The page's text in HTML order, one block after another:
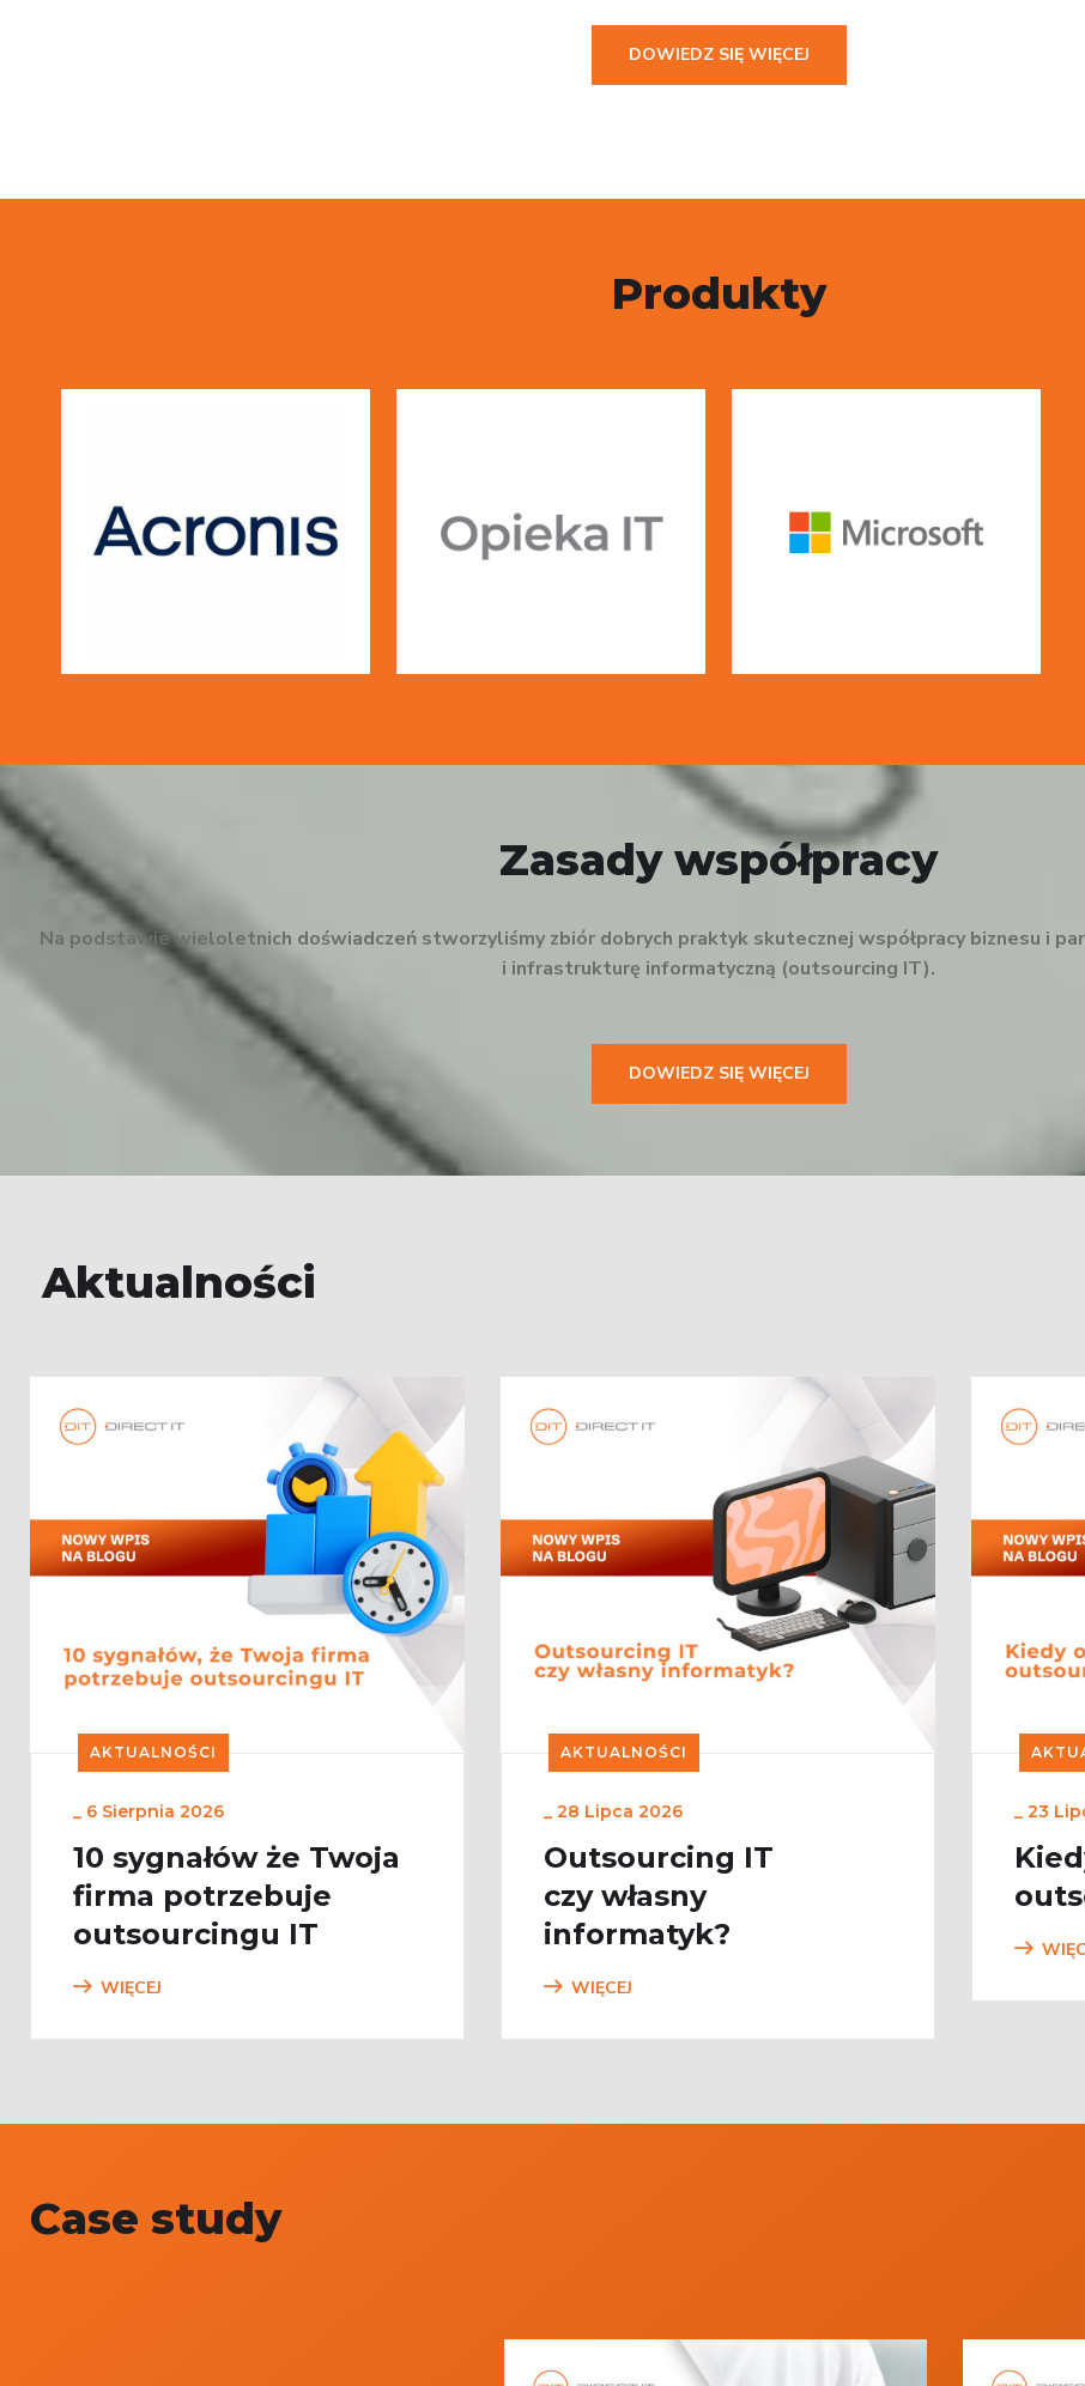
DOWIEDZ SIĘ WIĘCEJ
Produkty
Zasady współpracy
Na podstawie wieloletnich doświadczeń stworzyliśmy zbiór dobrych praktyk skutecznej współpracy biznesu i
i infrastrukturę informatyczną (outsourcing IT).
DOWIEDZ SIĘ WIĘCEJ
Aktualności
AKTUALNOŚCI
_ 6 Sierpnia 2026
10 sygnałów że Twoja
firma potrzebuje
outsourcingu IT
WIĘCEJ
AKTUALNOŚCI
_ 28 Lipca 2026
Outsourcing IT
czy własny
informatyk?
WIĘCEJ
_ 23
Case study